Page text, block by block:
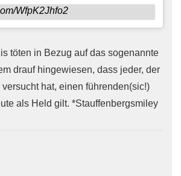
WfpK2Jhfo2
töten in Bezug auf das sogenannte
drauf hingewiesen, dass jeder, der
hat, einen führenden(sic!)
als Held gilt. *Stauffenbergsmiley